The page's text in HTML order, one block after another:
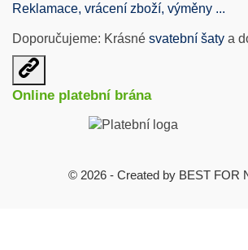
Reklamace, vrácení zboží, výměny ...
Doporučujeme: Krásné svatební šaty a
Otevřit
užitečné
odkazy
Online platební brána
© 2026 - Created by BEST FOR